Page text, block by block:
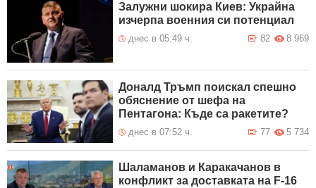
Залужни шокира Киев: Украйна
изчерпа военния си потенциал
днес в 05:49 ч. 8 969
82
Доналд Тръмп поискал спешно
обяснение от шефа на
Пентагона: Къде са ракетите?
днес в 07:52 ч. 5 734
77
Шаламанов и Каракачанов в
конфликт за доставката на F-16